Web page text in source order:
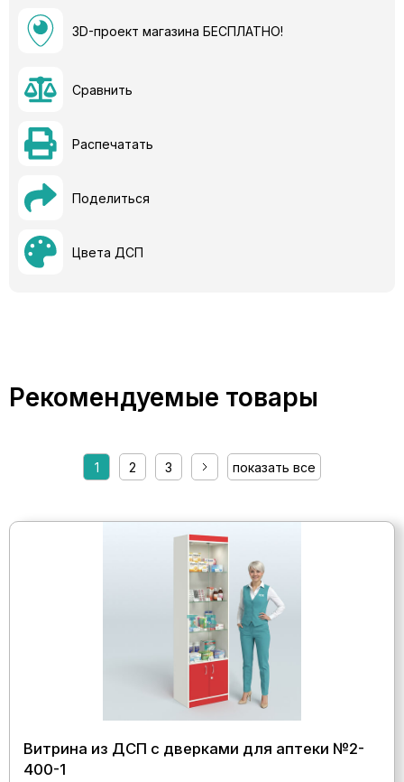
3D-проект магазина БЕСПЛАТНО!
Сравнить
Распечатать
Поделиться
Цвета ДСП
Рекомендуемые товары
1 2 3 показать все
Витрина из ДСП с дверками для аптеки №2-
400-1